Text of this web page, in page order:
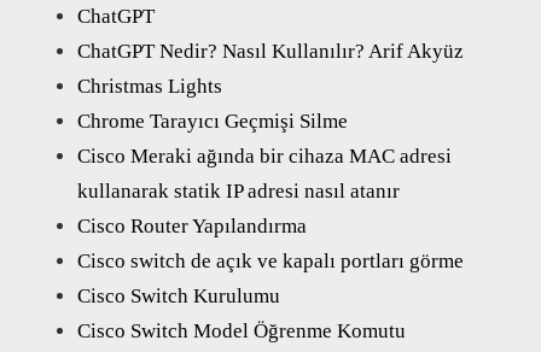
ChatGPT
ChatGPT Nedir? Nasıl Kullanılır? Arif Akyüz
Christmas Lights
Chrome Tarayıcı Geçmişi Silme
Cisco Meraki ağında bir cihaza MAC adresi
kullanarak statik IP adresi nasıl atanır
Cisco Router Yapılandırma
Cisco switch de açık ve kapalı portları görme
Cisco Switch Kurulumu
Cisco Switch Model Öğrenme Komutu